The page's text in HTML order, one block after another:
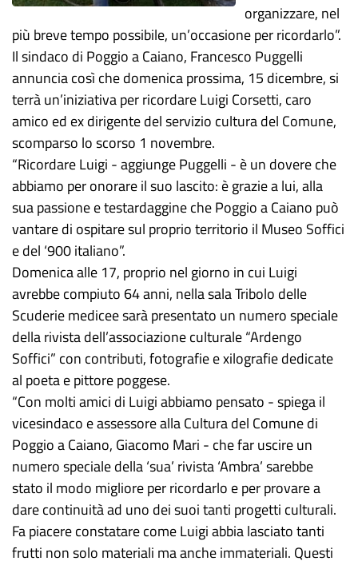
organizzare, nel
più breve tempo possibile, un’occasione per ricordarlo”.
Il sindaco di Poggio a Caiano, Francesco Puggelli
annuncia così che domenica prossima, 15 dicembre, si
terrà un’iniziativa per ricordare Luigi Corsetti, caro
amico ed ex dirigente del servizio cultura del Comune,
scomparso lo scorso 1 novembre.
“Ricordare Luigi - aggiunge Puggelli - è un dovere che
abbiamo per onorare il suo lascito: è grazie a lui, alla
sua passione e testardaggine che Poggio a Caiano può
vantare di ospitare sul proprio territorio il Museo Soffici
e del ‘900 italiano”.
Domenica alle 17, proprio nel giorno in cui Luigi
avrebbe compiuto 64 anni, nella sala Tribolo delle
Scuderie medicee sarà presentato un numero speciale
della rivista dell’associazione culturale “Ardengo
Soffici” con contributi, fotografie e xilografie dedicate
al poeta e pittore poggese.
“Con molti amici di Luigi abbiamo pensato - spiega il
vicesindaco e assessore alla Cultura del Comune di
Poggio a Caiano, Giacomo Mari - che far uscire un
numero speciale della ‘sua’ rivista ‘Ambra’ sarebbe
stato il modo migliore per ricordarlo e per provare a
dare continuità ad uno dei suoi tanti progetti culturali.
Fa piacere constatare come Luigi abbia lasciato tanti
frutti non solo materiali ma anche immateriali. Questi